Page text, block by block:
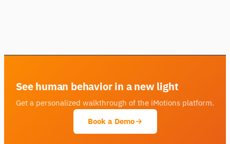
See human behavior in a new light
Get a personalized walkthrough of the iMotions platform.
Book a Demo